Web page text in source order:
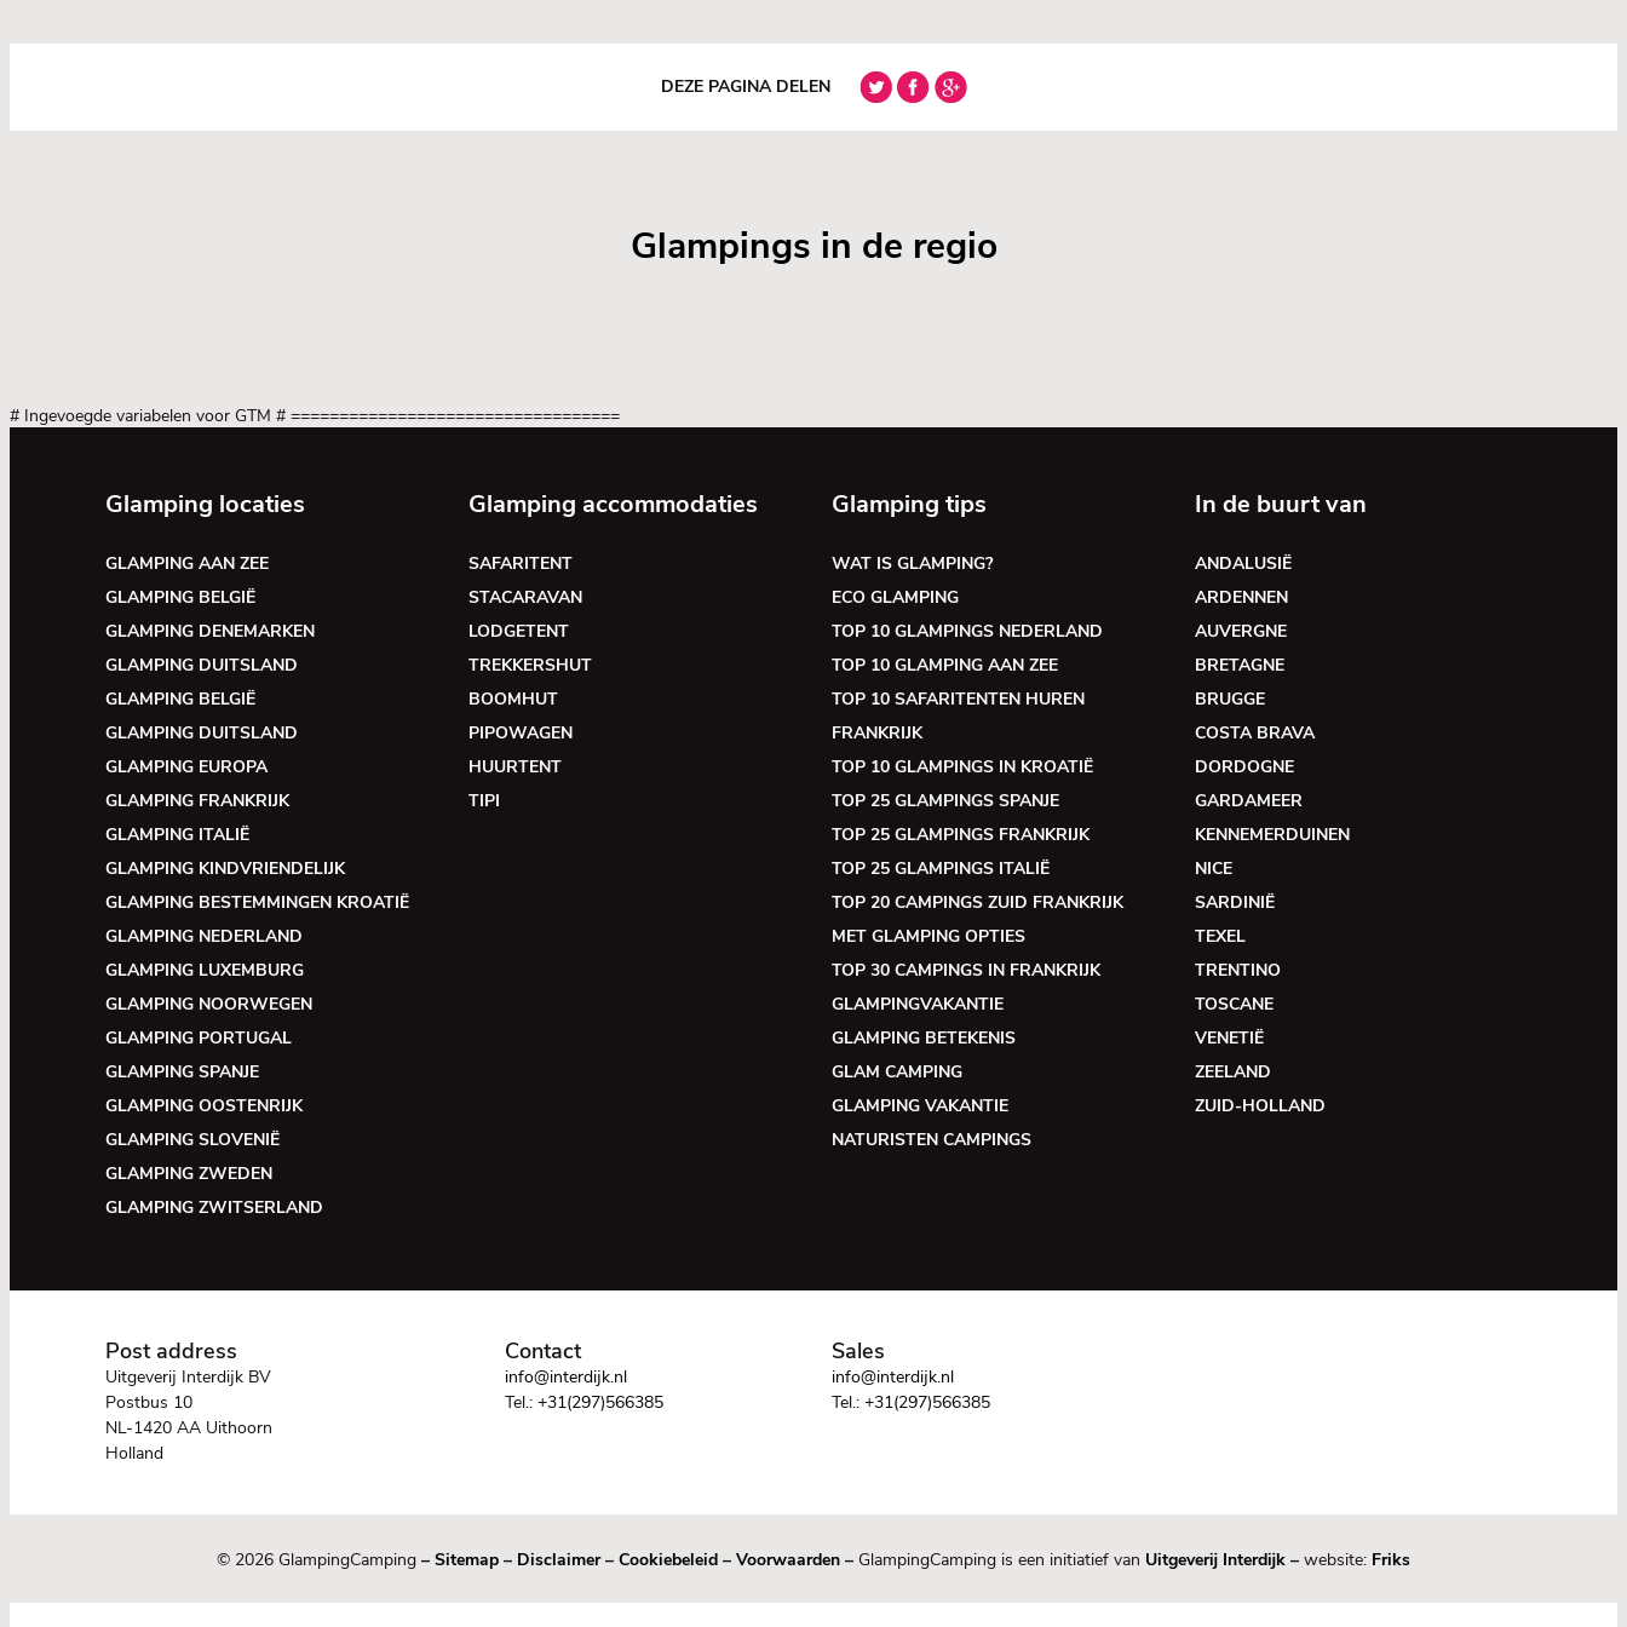
DEZE PAGINA DELEN
Glampings in de regio
# Ingevoegde variabelen voor GTM # ==================================
Glamping locaties
GLAMPING AAN ZEE
GLAMPING BELGIË
GLAMPING DENEMARKEN
GLAMPING DUITSLAND
GLAMPING BELGIË
GLAMPING DUITSLAND
GLAMPING EUROPA
GLAMPING FRANKRIJK
GLAMPING ITALIË
GLAMPING KINDVRIENDELIJK
GLAMPING BESTEMMINGEN KROATIË
GLAMPING NEDERLAND
GLAMPING LUXEMBURG
GLAMPING NOORWEGEN
GLAMPING PORTUGAL
GLAMPING SPANJE
GLAMPING OOSTENRIJK
GLAMPING SLOVENIË
GLAMPING ZWEDEN
GLAMPING ZWITSERLAND
Glamping accommodaties
SAFARITENT
STACARAVAN
LODGETENT
TREKKERSHUT
BOOMHUT
PIPOWAGEN
HUURTENT
TIPI
Glamping tips
WAT IS GLAMPING?
ECO GLAMPING
TOP 10 GLAMPINGS NEDERLAND
TOP 10 GLAMPING AAN ZEE
TOP 10 SAFARITENTEN HUREN
FRANKRIJK
TOP 10 GLAMPINGS IN KROATIË
TOP 25 GLAMPINGS SPANJE
TOP 25 GLAMPINGS FRANKRIJK
TOP 25 GLAMPINGS ITALIË
TOP 20 CAMPINGS ZUID FRANKRIJK
MET GLAMPING OPTIES
TOP 30 CAMPINGS IN FRANKRIJK
GLAMPINGVAKANTIE
GLAMPING BETEKENIS
GLAM CAMPING
GLAMPING VAKANTIE
NATURISTEN CAMPINGS
In de buurt van
ANDALUSIË
ARDENNEN
AUVERGNE
BRETAGNE
BRUGGE
COSTA BRAVA
DORDOGNE
GARDAMEER
KENNEMERDUINEN
NICE
SARDINIË
TEXEL
TRENTINO
TOSCANE
VENETIË
ZEELAND
ZUID-HOLLAND
Post address
Uitgeverij Interdijk BV
Postbus 10
NL-1420 AA Uithoorn
Holland
Contact
info@interdijk.nl
Tel.: +31(297)566385
Sales
info@interdijk.nl
Tel.: +31(297)566385
© 2026 GlampingCamping – Sitemap – Disclaimer– Cookiebeleid – Voorwaarden – GlampingCamping is een initiatief van Uitgeverij Interdijk – website: Friks